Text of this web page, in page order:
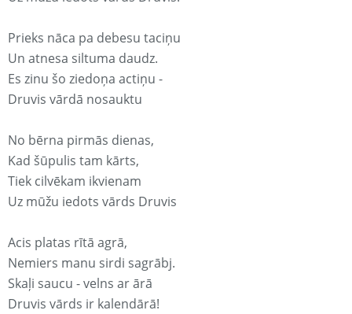
Prieks nāca pa debesu taciņu
Un atnesa siltuma daudz.
Es zinu šo ziedoņa actiņu -
Druvis vārdā nosauktu
No bērna pirmās dienas,
Kad šūpulis tam kārts,
Tiek cilvēkam ikvienam
Uz mūžu iedots vārds Druvis
Acis platas rītā agrā,
Nemiers manu sirdi sagrābj.
Skaļi saucu - velns ar ārā
Druvis vārds ir kalendārā!